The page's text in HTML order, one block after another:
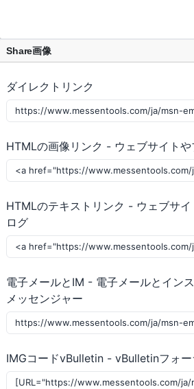
Share画像
ダイレクトリンク
HTMLの画像リンク - ウェブサイトや
HTMLのテキストリンク - ウェブサイ
ログ
電子メールとIM - 電子メールとイン
メッセンジャー
IMGコードvBulletin - vBulletinフォー